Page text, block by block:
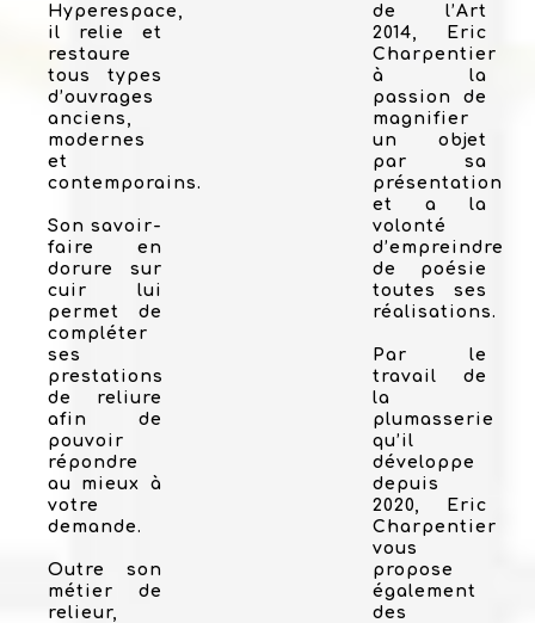
Hyperespace,
il relie et
restaure
tous types
d’ouvrages
anciens,
modernes
et
contemporains.
Son savoir-
faire en
dorure sur
cuir lui
permet de
compléter
ses
prestations
de reliure
afin de
pouvoir
répondre
au mieux à
votre
demande.
Outre son
métier de
relieur,
de l’Art
2014, Eric
Charpentier
à la
passion de
magnifier
un objet
par sa
présentation
et a la
volonté
d’empreindre
de poésie
toutes ses
réalisations.
Par le
travail de
la
plumasserie
qu’il
développe
depuis
2020, Eric
Charpentier
vous
propose
également
des